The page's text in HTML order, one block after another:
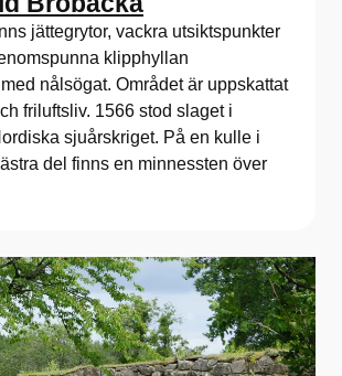
jättegrytor, vackra utsiktspunkter
klipphyllan
nålsögat. Området är uppskattat
friluftsliv. 1566 stod slaget i
sjuårskriget. På en kulle i
del finns en minnessten över